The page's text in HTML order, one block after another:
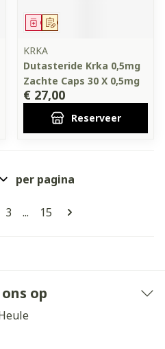
Op voorschrift
Geneesmiddel
KRKA
Dutasteride Krka 0,5mg
Zachte Caps 30 X 0,5mg
€ 27,00
Reserveer
Pagina's
momenteel pagina
Pagina
3 ... Pagina
15
per pagina
op